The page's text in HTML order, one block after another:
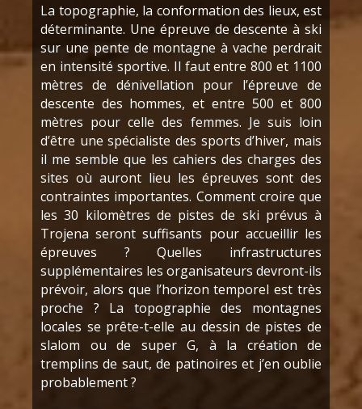
La topographie, la conformation des lieux, est
déterminante. Une épreuve de descente à ski
sur une pente de montagne à vache perdrait
en intensité sportive. Il faut entre 800 et 1100
mètres de dénivellation pour l’épreuve de
descente des hommes, et entre 500 et 800
mètres pour celle des femmes. Je suis loin
d’être une spécialiste des sports d’hiver, mais
il me semble que les cahiers des charges des
sites où auront lieu les épreuves sont des
contraintes importantes. Comment croire que
les 30 kilomètres de pistes de ski prévus à
Trojena seront suffisants pour accueillir les
épreuves ? Quelles infrastructures
supplémentaires les organisateurs devront-ils
prévoir, alors que l’horizon temporel est très
proche ? La topographie des montagnes
locales se prête-t-elle au dessin de pistes de
slalom ou de super G, à la création de
tremplins de saut, de patinoires et j’en oublie
probablement ?